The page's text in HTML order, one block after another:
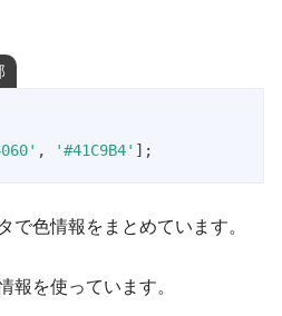
, '#41C9B4' ];
で色情報をまとめています。
報を使っています。